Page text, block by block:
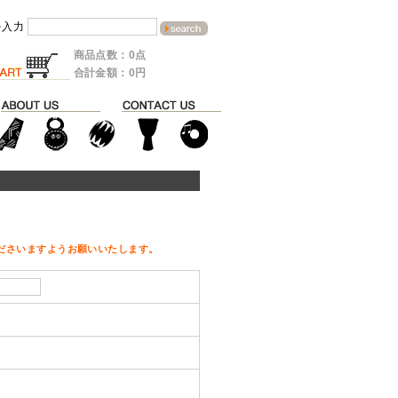
力
商品点数：0点
合計金額：0円
いますようお願いいたします。